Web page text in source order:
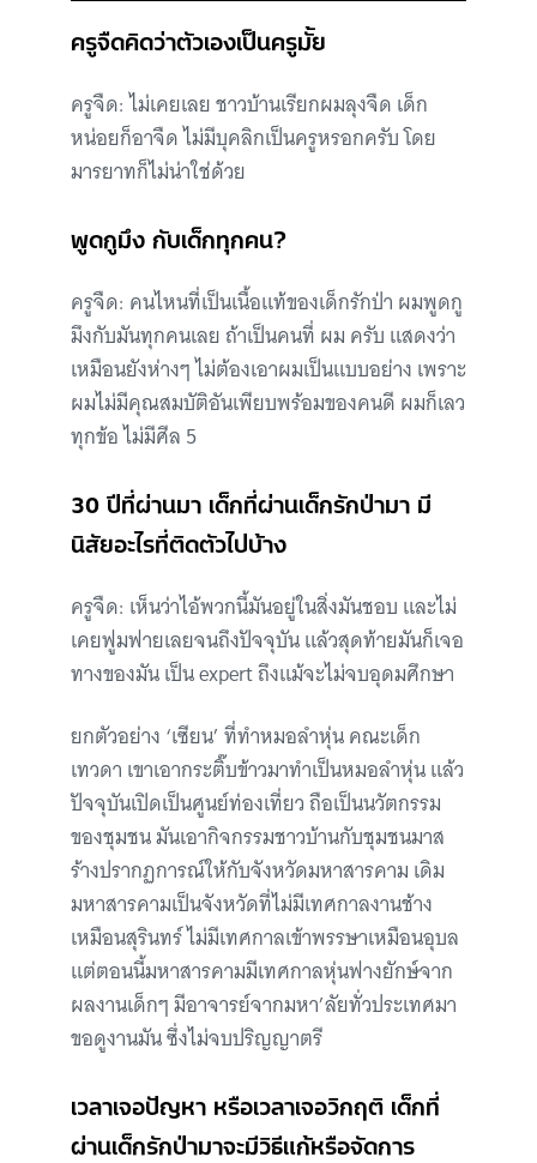
ครูจืดคิดว่าตัวเองเป็นครูมั้ย
ครูจืด: ไม่เคยเลย ชาวบ้านเรียกผมลุงจืด เด็ก
หน่อยก็อาจืด ไม่มีบุคลิกเป็นครูหรอกครับ โดย
มารยาทก็ไม่น่าใช่ด้วย
พูดกูมึง กับเด็กทุกคน?
ครูจืด: คนไหนที่เป็นเนื้อแท้ของเด็กรักป่า ผมพูดกู
มึงกับมันทุกคนเลย ถ้าเป็นคนที่ ผม ครับ แสดงว่า
เหมือนยังห่างๆ ไม่ต้องเอาผมเป็นแบบอย่าง เพราะ
ผมไม่มีคุณสมบัติอันเพียบพร้อมของคนดี ผมก็เลว
ทุกข้อ ไม่มีศีล 5
30 ปีที่ผ่านมา เด็กที่ผ่านเด็กรักป่ามา มี
นิสัยอะไรที่ติดตัวไปบ้าง
ครูจืด: เห็นว่าไอ้พวกนี้มันอยู่ในสิ่งมันชอบ และไม่
เคยฟูมฟายเลยจนถึงปัจจุบัน แล้วสุดท้ายมันก็เจอ
ทางของมัน เป็น expert ถึงแม้จะไม่จบอุดมศึกษา
ยกตัวอย่าง ‘เซียน’ ที่ทำหมอลำหุ่น คณะเด็ก
เทวดา เขาเอากระติ๊บข้าวมาทำเป็นหมอลำหุ่น แล้ว
ปัจจุบันเปิดเป็นศูนย์ท่องเที่ยว ถือเป็นนวัตกรรม
ของชุมชน มันเอากิจกรรมชาวบ้านกับชุมชนมาส
ร้างปรากฏการณ์ให้กับจังหวัดมหาสารคาม เดิม
มหาสารคามเป็นจังหวัดที่ไม่มีเทศกาลงานช้าง
เหมือนสุรินทร์ ไม่มีเทศกาลเข้าพรรษาเหมือนอุบล
แต่ตอนนี้มหาสารคามมีเทศกาลหุ่นฟางยักษ์จาก
ผลงานเด็กๆ มีอาจารย์จากมหา’ลัยทั่วประเทศมา
ขอดูงานมัน ซึ่งไม่จบปริญญาตรี
เวลาเจอปัญหา หรือเวลาเจอวิกฤติ เด็กที่
ผ่านเด็กรักป่ามาจะมีวิธีแก้หรือจัดการ